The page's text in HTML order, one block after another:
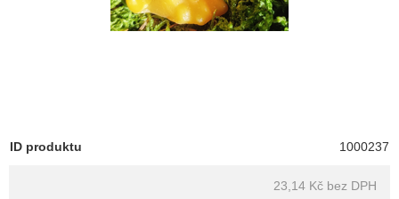
ID produktu 1000237
23,14 Kč bez DPH